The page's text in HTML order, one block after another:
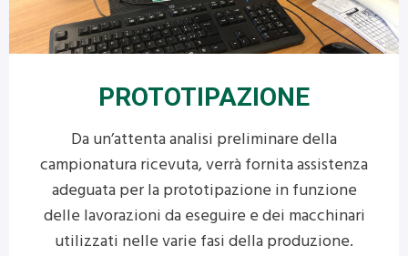
PROTOTIPAZIONE
Da un’attenta analisi preliminare della
campionatura ricevuta, verrà fornita assistenza
adeguata per la prototipazione in funzione
delle lavorazioni da eseguire e dei macchinari
utilizzati nelle varie fasi della produzione.